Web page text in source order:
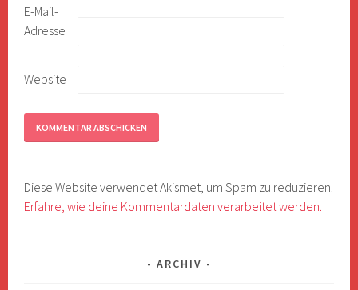
E-Mail-
Adresse
Website
Diese Website verwendet Akismet, um Spam zu reduzieren.
Erfahre, wie deine Kommentardaten verarbeitet werden.
ARCHIV